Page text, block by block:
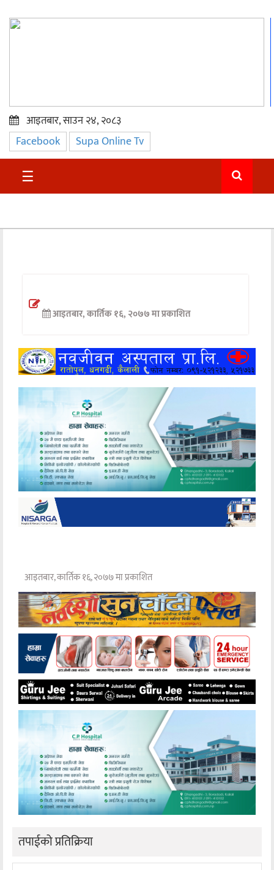
प्रमुख
समाचार
सुदुर
अन्तर्वार्ता
खेलकुद
मनोरञ्जन
अन्य
आइतबार, साउन २४, २०८३
Facebook Supa Online Tv
☰
आइतबार, कार्तिक १६, २०७७ मा प्रकाशित
आइतबार, कार्तिक १६, २०७७ मा प्रकाशित
तपाईको प्रतिक्रिया